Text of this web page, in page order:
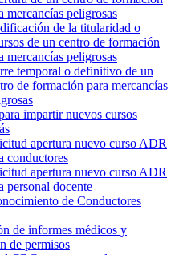
mercancías peligrosas
de la titularidad o
de un centro de formación
mercancías peligrosas
temporal o definitivo de un
de formación para mercancías
impartir nuevos cursos
apertura nuevo curso ADR
conductores
apertura nuevo curso ADR
personal docente
de Conductores
de informes médicos y
de permisos